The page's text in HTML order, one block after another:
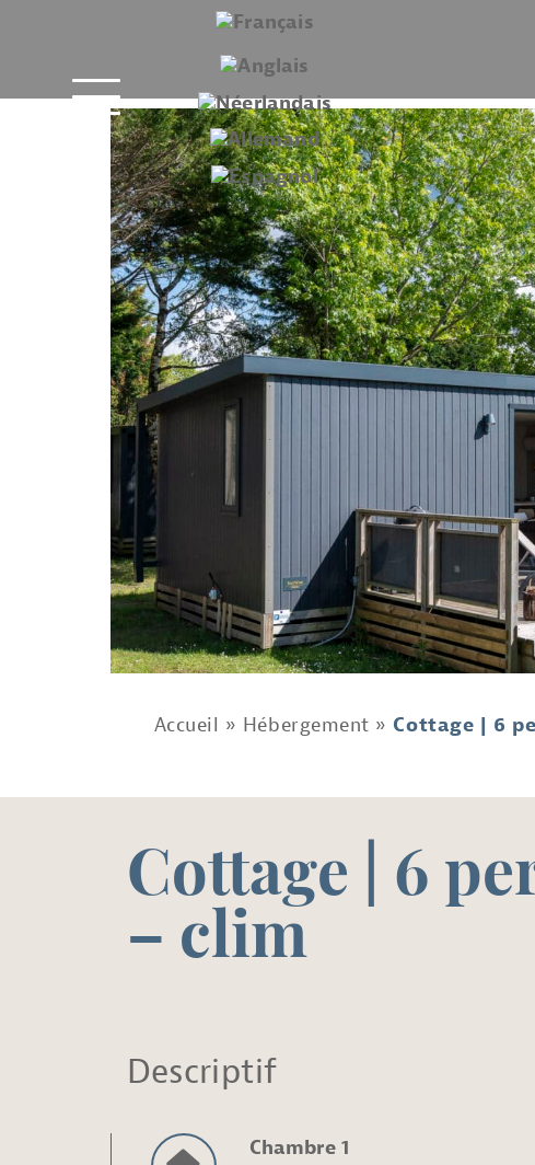
Accueil » Hébergement » Cottage | 6
Cottage | 6
– clim
Descriptif
Chambre 1